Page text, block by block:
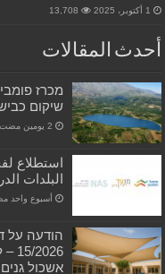
1 أكتوبر، 2025 13,708
أحدث المقالات
שיקום
استطلاع
البلدات
‏أسبوع واحد
הודעה על
אשכול גנים